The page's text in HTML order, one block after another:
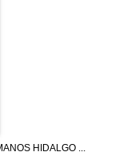
HIDALGO ...